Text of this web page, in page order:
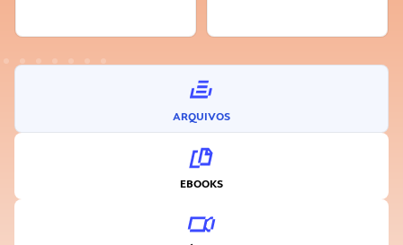
ARQUIVOS
EBOOKS